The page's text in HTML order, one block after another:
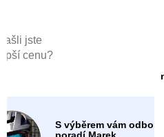
jste
cenu?
S výběrem vám odborně